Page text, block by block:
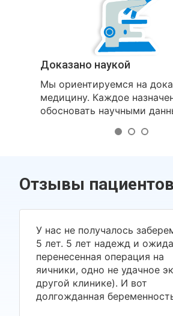
Доказано наукой
Мы ориентируемся на
медицину. Каждое
обосновать научными
Отзывы пациентов
У нас не получалось
5 лет. 5 лет надежд и
перенесенная операция на
яичники, одно не удачное
другой клинике). И вот
долгожданная